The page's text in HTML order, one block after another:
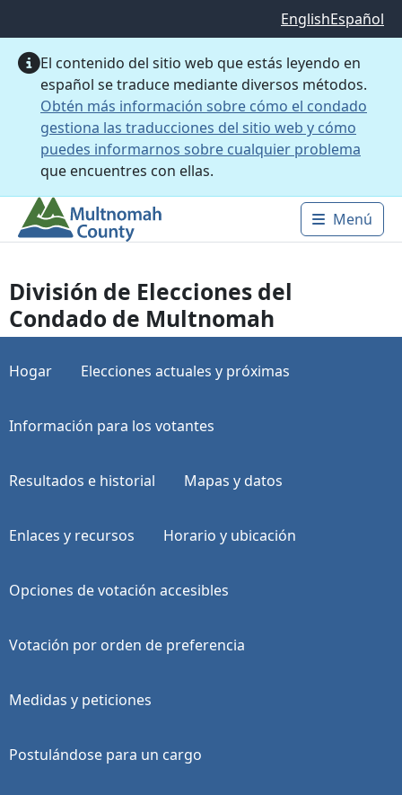
EnglishEspañol
El contenido del sitio web que estás leyendo en
español se traduce mediante diversos métodos.
Obtén más información sobre cómo el condado
gestiona las traducciones del sitio web y cómo
puedes informarnos sobre cualquier problema
que encuentres con ellas.
Main
Menú
División de Elecciones del
Condado de Multnomah
Hogar Elecciones actuales y próximas
Información para los votantes
Resultados e historial Mapas y datos
Enlaces y recursos Horario y ubicación
Opciones de votación accesibles
Votación por orden de preferencia
Medidas y peticiones
Postulándose para un cargo